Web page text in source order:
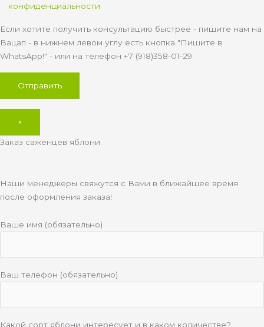
конфиденциальности
Если хотите получить консультацию быстрее - пишите нам на
Вацап - в нижнем левом углу есть кнопка "Пишите в
WhatsApp!" - или на телефон +7 (918)358-01-29
×
Заказ саженцев яблони
Наши менеджеры свяжутся с Вами в ближайшее время
после оформления заказа!
Ваше имя (обязательно)
Ваш телефон (обязательно)
Какой сорт яблони интересует и в каком количестве?